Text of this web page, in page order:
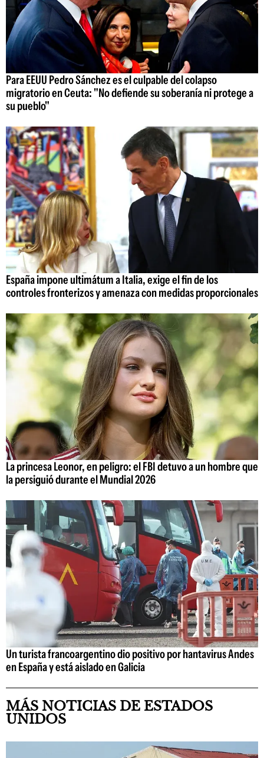
Para EEUU Pedro Sánchez es el culpable del colapso
migratorio en Ceuta: "No defiende su soberanía ni protege a
su pueblo"
España impone ultimátum a Italia, exige el fin de los
controles fronterizos y amenaza con medidas proporcionales
La princesa Leonor, en peligro: el FBI detuvo a un hombre que
la persiguió durante el Mundial 2026
Un turista francoargentino dio positivo por hantavirus Andes
en España y está aislado en Galicia
MÁS NOTICIAS DE ESTADOS
UNIDOS